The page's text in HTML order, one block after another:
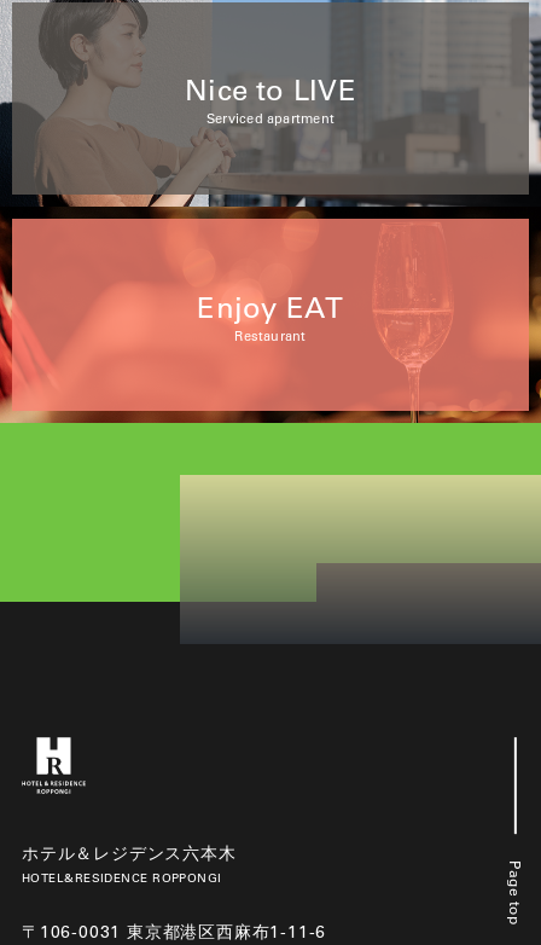
Nice to LIVE
Serviced apartment
Enjoy EAT
Restaurant
Page top
ホテル＆レジデンス六本木
HOTEL&RESIDENCE ROPPONGI
〒106-0031 東京都港区西麻布1-11-6